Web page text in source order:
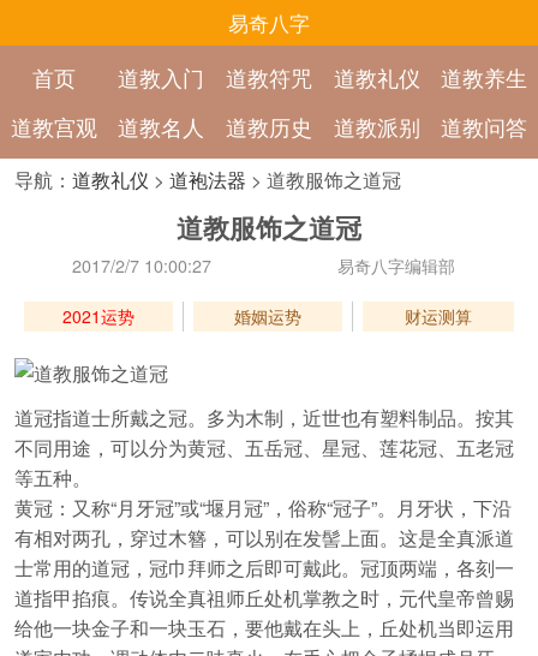
易奇八字
首页 道教入门 道教符咒 道教礼仪
道教养生
道教宫观
道教名人 道教历史 道教派别 道教问答
导航： 道教礼仪 > 道袍法器 > 道教服饰之道冠
道教服饰之道冠
2017/2/7 10:00:27 易奇八字编辑部
2021运势 婚姻运势 财运测算
道冠指道士所戴之冠。多为木制，近世也有塑料制品。按其
不同用途，可以分为黄冠、五岳冠、星冠、莲花冠、五老冠
等五种。
黄冠：又称“月牙冠”或“堰月冠”，俗称“冠子”。月牙状，下沿
有相对两孔，穿过木簪，可以别在发髻上面。这是全真派道
士常用的道冠，冠巾拜师之后即可戴此。冠顶两端，各刻一
道指甲掐痕。传说全真祖师丘处机掌教之时，元代皇帝曾赐
给他一块金子和一块玉石，要他戴在头上，丘处机当即运用